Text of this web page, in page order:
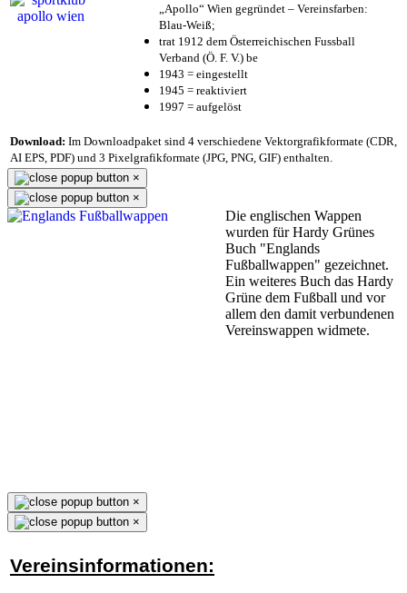
„Apollo“ Wien gegründet – Vereinsfarben:
Blau-Weiß;
trat 1912 dem Österreichischen Fussball
Verband (Ö. F. V.) be
1943 = eingestellt
1945 = reaktiviert
1997 = aufgelöst
Download: Im Downloadpaket sind 4 verschiedene Vektorgrafikformate (CDR,
AI EPS, PDF) und 3 Pixelgrafikformate (JPG, PNG, GIF) enthalten.
×
×
Die englischen Wappen
wurden für Hardy Grünes
Buch "Englands
Fußballwappen" gezeichnet.
Ein weiteres Buch das Hardy
Grüne dem Fußball und vor
allem den damit verbundenen
Vereinswappen widmete.
×
×
Vereinsinformationen: